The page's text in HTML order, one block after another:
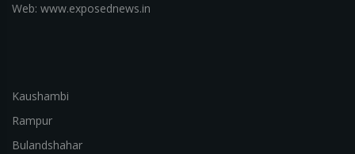
Web: www.exposednews.in
Kaushambi
Rampur
Bulandshahar